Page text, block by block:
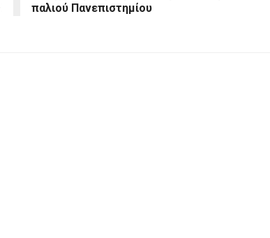
παλιού Πανεπιστημίου